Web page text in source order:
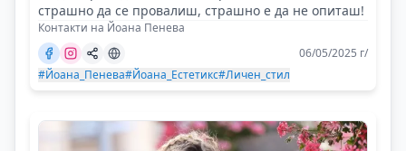
страшно да се провалиш, страшно е да не опиташ!
Контакти на Йоана Пенева
06/05/2025 г/
#Йоана_Пенева#Йоана_Естетикс#Личен_стил